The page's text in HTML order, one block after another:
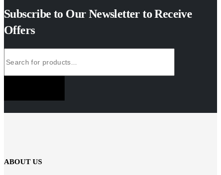
Subscribe to Our Newsletter to Receive
Offers
ABOUT US